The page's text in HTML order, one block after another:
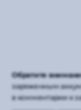
Обратите
заряженным
в комментарии к